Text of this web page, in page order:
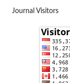
Journal Visitors